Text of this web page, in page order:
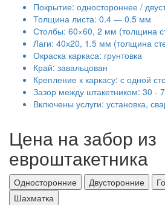
Покрытие: одностороннее /
Толщина листа: 0.4 — 0.5 мм
Столбы: 60×60, 2 мм (толщина
Лаги: 40х20, 1.5 мм (толщина
Окраска каркаса: грунтовка
Край: завальцован
Крепление к каркасу: с одной
Зазор между штакетником: 30 -
Включены услуги: установка,
Цена на забор из
евроштакетника
Односторонние Двусторонние
Шахматка